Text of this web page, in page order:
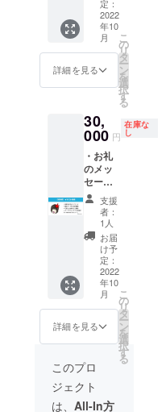
て200部
をご郵
送させ
ていた
す。
【クリ
つい
て】 ・
数量：
200部
・商品
サイ
ズ：A4
サイズ
・デザ
イン：
ドーナ
ツのな
やみご
との絵
本イラ
利用し
たデザ
イン1パ
ターン
・納
期：
2022年
ます。
※Podca
stの出
演日時
は個別
にメー
デオ通
話にて
収録を
実施し
ます。
例えば
自身の
活動に
ついて
インタ
ビュー
させて
いただ
いた
り、ご
関心の
ある
て30
間ほど
オンラ
を郵送
でお届
け ・支
援者さ
んを主
人公に
したオ
ル小説
をはる
のぱせ
りさん
が作成
※絵本
データ
はPDF
をメー
ルにて
お届け
いたし
ます。
※オリジ
ナル小
説につ
いて
等でご
連絡の
上ご希
望を伺
定：
2022
年10
月
詳細を見る
こ
の
リ
タ
ー
ン
を
選
択
す
る
30,
000 円
在庫な
し
・お礼
のメッ
セージ
・絵本
データ
の先行
配信 ・
印刷し
た絵本
を郵送
でお届
け ・支
援者さ
んのイ
ラスト
を
kaede
さんが
作成 ※
絵本
支援
者：
1人
お届
け予
定：
2022
年10
月
詳細を見る
こ
の
リ
タ
ー
ン
を
選
択
す
る
このプロ
ジェクト
は、 All-In方